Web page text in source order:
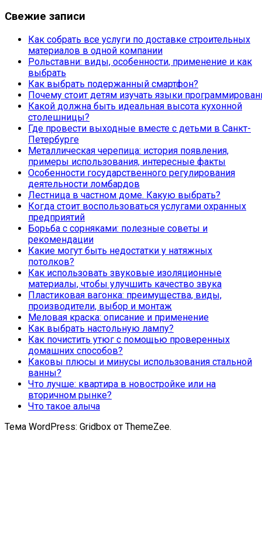
Свежие записи
Как собрать все услуги по доставке строительных
материалов в одной компании
Рольставни: виды, особенности, применение и как
выбрать
Как выбрать подержанный смартфон?
Почему стоит детям изучать языки
Какой должна быть идеальная высота кухонной
столешницы?
Где провести выходные вместе с детьми в Санкт-
Петербурге
Металлическая черепица: история появления,
примеры использования, интересные факты
Особенности государственного регулирования
деятельности ломбардов
Лестница в частном доме. Какую выбрать?
Когда стоит воспользоваться услугами охранных
предприятий
Борьба с сорняками: полезные советы и
рекомендации
Какие могут быть недостатки у натяжных
потолков?
Как использовать звуковые изоляционные
материалы, чтобы улучшить качество звука
Пластиковая вагонка: преимущества, виды,
производители, выбор и монтаж
Меловая краска: описание и применение
Как выбрать настольную лампу?
Как почистить утюг с помощью проверенных
домашних способов?
Каковы плюсы и минусы использования стальной
ванны?
Что лучше: квартира в новостройке или на
вторичном рынке?
Что такое алыча
Тема WordPress: Gridbox от ThemeZee.